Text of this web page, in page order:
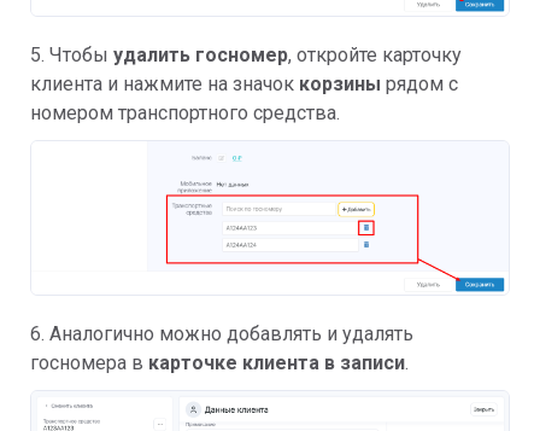
5. Чтобы удалить госномер, откройте карточку
клиента и нажмите на значок корзины рядом с
номером транспортного средства.
6. Аналогично можно добавлять и удалять
госномера в карточке клиента в записи.